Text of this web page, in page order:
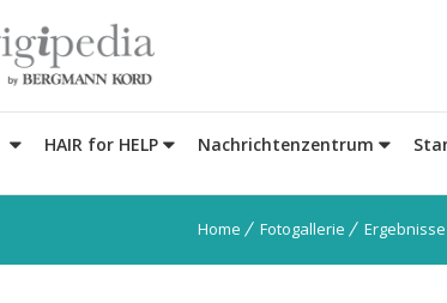
HAIR for HELP Nachrichtenzentrum
Home Fotogallerie